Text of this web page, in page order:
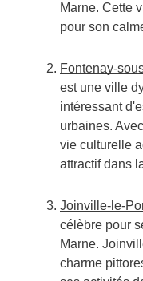
Marne. Cette
pour son
Fontenay-
est une ville
intéressant
urbaines.
vie culturelle
attractif dans
Joinville-le-
célèbre pour
Marne.
charme